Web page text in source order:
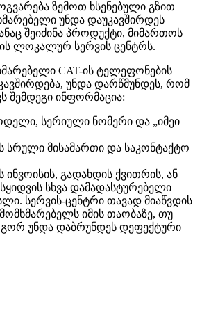
ზემოთ ხსენებული გზით
უნდა დაუკავშირდეს
შეიძინა პროდუქტი, მიმართოს
ლოკალურ სერვის ცენტრს.
CAT-ის ტელეფონების
უნდა დარწმუნდეს, რომ
შემდეგი ინფორმაცია:
სერიული ნომერი და „იმეი
სრული მისამართი და საკონტაქტო
გადახდის ქვითრის, ან
სხვა დამადასტურებელი
სერვის-ცენტრი თავად მიაწვდის
იმის თაობაზე, თუ
უნდა დაბრუნდეს დეფექტური